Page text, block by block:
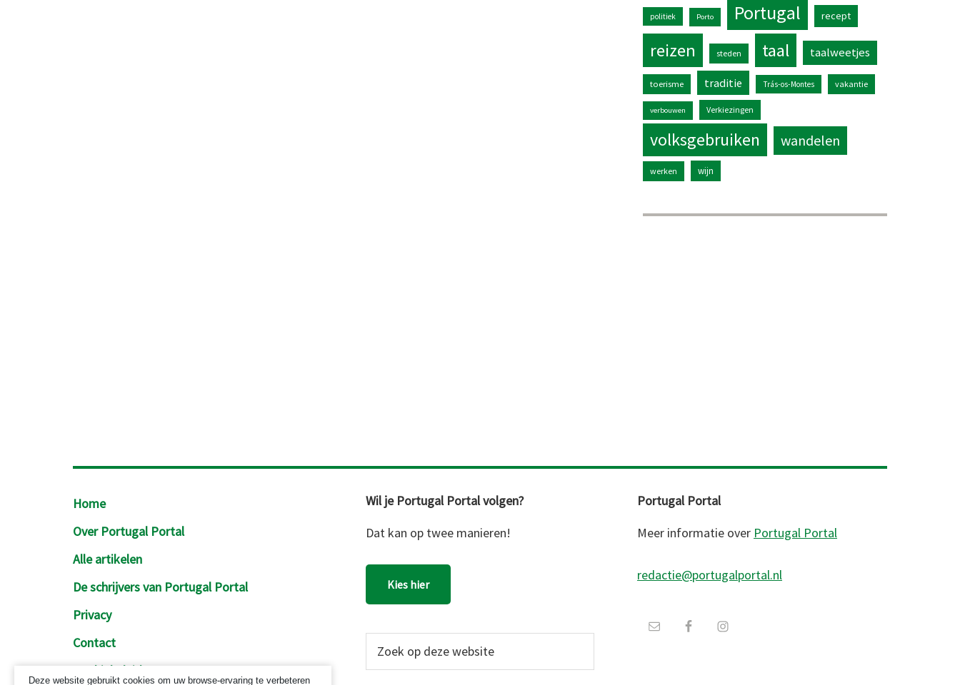
politiek Porto Portugal recept
reizen steden taal taalweetjes
toerisme traditie Trás-os-Montes vakantie
verbouwen Verkiezingen
volksgebruiken wandelen
werken wijn
Footer
Home
Over Portugal Portal
Alle artikelen
De schrijvers van Portugal Portal
Privacy
Contact
Cookiebeleid
Wil je Portugal Portal volgen?
Dat kan op twee manieren!
Kies hier
Portugal Portal
Meer informatie over Portugal Portal
redactie@portugalportal.nl
Deze website gebruikt cookies om uw browse-ervaring te verbeteren